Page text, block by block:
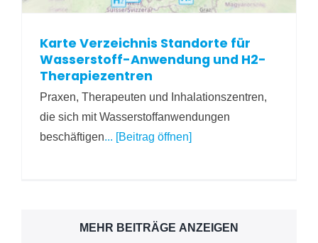
Karte Verzeichnis Standorte für
Wasserstoff-Anwendung und H2-
Therapiezentren
Praxen, Therapeuten und Inhalationszentren,
die sich mit Wasserstoffanwendungen
beschäftigen... [Beitrag öffnen]
MEHR BEITRÄGE ANZEIGEN